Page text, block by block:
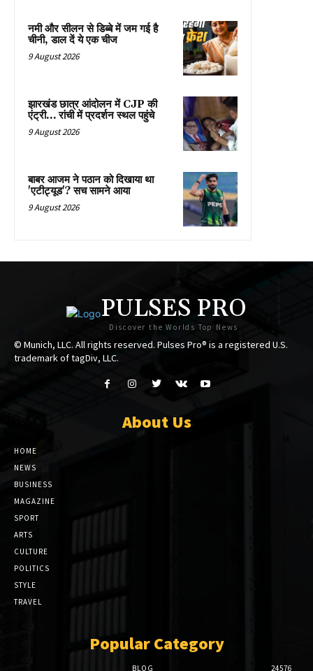
नमी और सीलन से डिब्बे में जम गई है
चीनी, डाल दें ये एक चीज
9 August 2026
झारखंड छात्र आंदोलन में CJP की
एंट्री… रांची में प्रदर्शन स्थल पहुंचे
9 August 2026
बाबर आजम ने पठान को दिखाया था
'एटीट्यूड'? सच सामने आया
9 August 2026
PULSES PRO
Discover the Worlds Top News
© Munich, LLC. All rights reserved. Pulses Pro® is a registered U.S.
trademark of tagDiv, LLC.
About Us
HOME
NEWS
BUSINESS
MAGAZINE
SPORT
ARTS
CULTURE
POLITICS
STYLE
TRAVEL
Popular Category
BLOG 24576